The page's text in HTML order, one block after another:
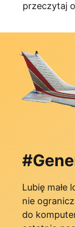
przeczytaj
Lubię małe
nie
do